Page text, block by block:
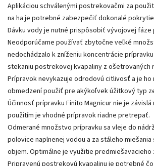
Aplikáciou schválenými postrekovačmi za
na ha je potrebné zabezpečiť dokonalé
Dávku vody je nutné prispôsobiť vývojovej fáze
Neodporúčame používať zbytočne veľké
nedochádzalo k zníženiu koncentrácie
stekaniu postrekovej kvapaliny z ošetrovaných
Prípravok nevykazuje odrodovú citlivosť a je ho
obmedzení použiť pre akýkoľvek úžitkový typ
Účinnosť prípravku Finito Magnicur nie je
použitím je vhodné prípravok riadne pretrepať.
Odmerané množstvo prípravku sa vleje do
polovice naplnenej vodou a za stáleho
objem. Optimálne je využitie predmiešavacieho
Pripravenú postrekovú kvapalinu je potrebné